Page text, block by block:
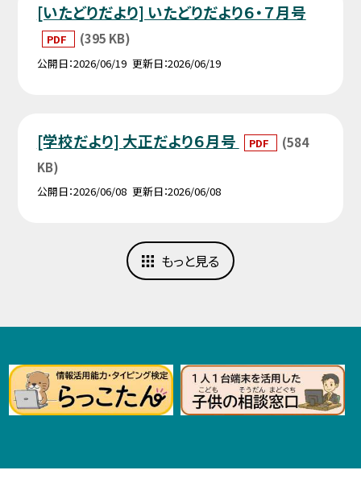
[いたどりだより] いたどりだより６・７月号
PDF (395 KB)
公開日 2026/06/19 更新日 2026/06/19
[学校だより] 大正だより６月号 PDF
(584
KB)
公開日 2026/06/08 更新日 2026/06/08
もっと見る